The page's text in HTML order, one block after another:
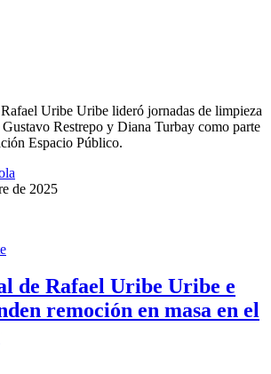
Uribe Uribe lideró jornadas de limpieza
Restrepo y Diana Turbay como parte
Espacio Público.
de 2025
de Rafael Uribe Uribe e
remoción en masa en el